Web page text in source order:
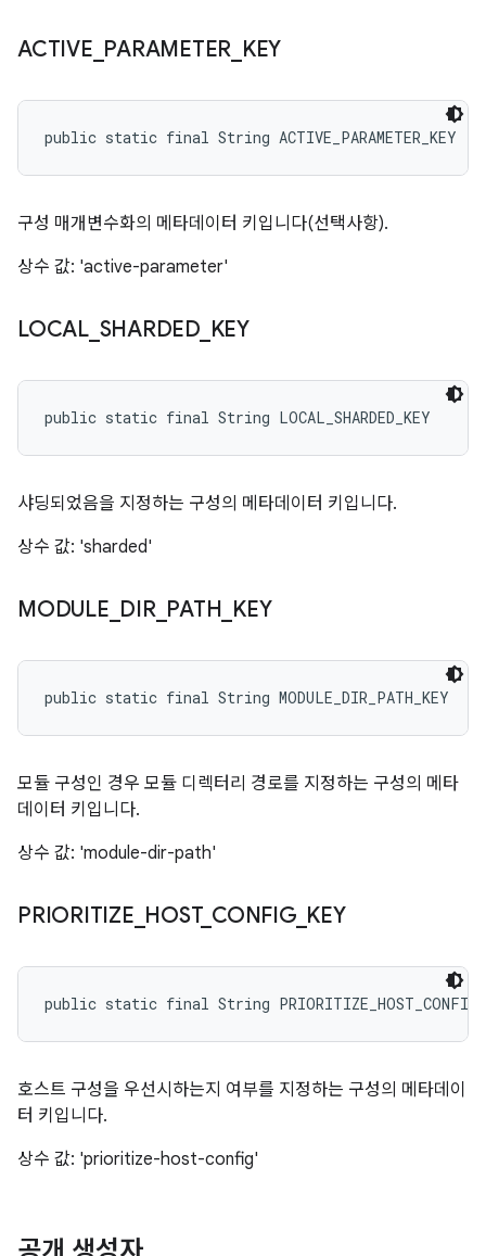
ACTIVE PARAMETER KEY
public static final String ACTIVE_PARAMETER_KEY
구성 매개변수화의 메타데이터 키입니다(선택사항).
상수 값: 'active-parameter'
LOCAL_ SHARDED_ KEY
public static final String LOCAL_SHARDED_KEY
샤딩되었음을 지정하는 구성의 메타데이터 키입니다.
상수 값: 'sharded'
MODULE DIR_ PATH KEY
public static final String MODULE_DIR_PATH_KEY
모듈 구성인 경우 모듈 디렉터리 경로를 지정하는 구성의 메타
데이터 키입니다.
상수 값: 'module-dir-path'
PRIORITIZE HOST_ CONFIG_ KEY
public static final String
호스트 구성을 우선시하는지 여부를 지정하는 구성의 메타데이
터 키입니다.
상수 값: 'prioritize-host-config'